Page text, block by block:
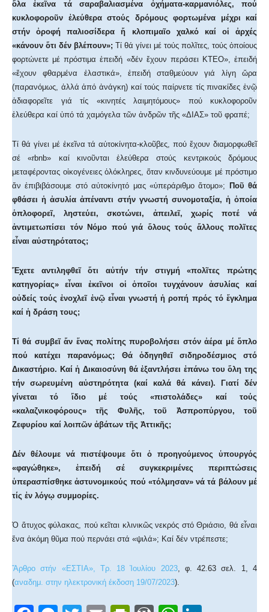
ὅλα ἐκεῖνα τά σαραβαλιασμένα ὀχήματα-καρμανιόλες, πού
κυκλοφοροῦν ἐλεύθερα στούς δρόμους φορτωμένα μέχρι καί
στήν ὀροφή παλιοσίδερα ἤ κλοπιμαῖο χαλκό καί οἱ ἀρχές
«κάνουν ὅτι δέν βλέπουν»; Τί θά γίνει μέ τούς πολῖτες, τούς ὁποίους
φορτώνετε μέ πρόστιμα ἐπειδή «δέν ἔχουν περάσει ΚΤΕΟ», ἐπειδή
«ἔχουν φθαρμένα ἐλαστικά», ἐπειδή σταθμεύουν γιά λίγη ὥρα
(παρανόμως, ἀλλά ἀπό ἀνάγκη) καί τούς παίρνετε τίς πινακίδες ἐνῷ
ἀδιαφορεῖτε γιά τίς «κινητές λαιμητόμους» πού κυκλοφοροῦν
ἐλεύθερα καί ὑπό τά χαμόγελα τῶν ἀνδρῶν τῆς «ΔΙΑΣ» τοῦ φραπέ;
Τί θά γίνει μέ ἐκεῖνα τά αὐτοκίνητα-κλοῦβες, πού ἔχουν διαμορφωθεῖ
σέ «rbnb» καί κινοῦνται ἐλεύθερα στούς κεντρικούς δρόμους
μεταφέροντας οἰκογένειες ὁλόκληρες, ὅταν κινδυνεύουμε μέ πρόστιμο
ἄν ἐπιβιβάσουμε στό αὐτοκίνητό μας «ὑπεράριθμο ἄτομο»;
Ποῦ θά
φθάσει ἡ ἀσυλία ἀπέναντι στήν γνωστή συνομοταξία, ἡ ὁποία
ὁπλοφορεῖ, ληστεύει, σκοτώνει, ἀπειλεῖ, χωρίς ποτέ νά
ἀντιμετωπίσει τόν Νόμο πού γιά ὅλους τούς ἄλλους πολῖτες
εἶναι αὐστηρότατος;
Ἔχετε αντιληφθεῖ ὅτι αὐτήν τήν στιγμή «πολῖτες πρώτης
κατηγορίας» εἶναι ἐκεῖνοι οἱ ὁποῖοι τυγχάνουν ἀσυλίας καί
οὐδείς τούς ἐνοχλεῖ ἐνῷ εἶναι γνωστή ἡ ροπή πρός τό ἔγκλημα
καί ἡ δράση τους;
Τί θά συμβεῖ ἄν ἕνας πολίτης πυροβολήσει στόν ἀέρα μέ ὅπλο
πού κατέχει παρανόμως; Θά ὁδηγηθεῖ σιδηροδέσμιος στό
Δικαστήριο. Καί ἡ Δικαιοσύνη θά ἐξαντλήσει ἐπάνω του ὅλη της
τήν σωρευμένη αὐστηρότητα (καί καλά θά κάνει). Γιατί δέν
γίνεται τό ἴδιο μέ τούς «πιστολάδες» καί τούς
«καλαζνικοφόρους» τῆς Φυλῆς, τοῦ Ἀσπροπύργου, τοῦ
Ζεφυρίου καί λοιπῶν ἀβάτων τῆς Ἀττικῆς;
Δέν θέλουμε νά πιστέψουμε ὅτι ὁ προηγούμενος ὑπουργός
«φαγώθηκε», ἐπειδή σέ συγκεκριμένες περιπτώσεις
ὑπερασπίσθηκε ἀστυνομικούς πού «τόλμησαν» νά τά βάλουν μέ
τίς ἐν λόγῳ συμμορίες.
Ὁ ἄτυχος φύλακας, πού κεῖται κλινικῶς νεκρός στό Θριάσιο, θά εἶναι
ἕνα ἀκόμη θῦμα πού περνάει στά «ψιλά»; Καί δέν ντρέπεστε;
Ἄρθρο στήν «ΕΣΤΙΑ», Τρ. 18 Ἱουλίου 2023, φ. 42.63 σελ. 1, 4
(αναδημ. στην ηλεκτρονική έκδοση 19/07/2023).